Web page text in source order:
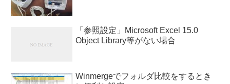
「参照設定」Microsoft Excel 15.0
Object Library等がない場合
Winmergeでフォルダ比較をするとき